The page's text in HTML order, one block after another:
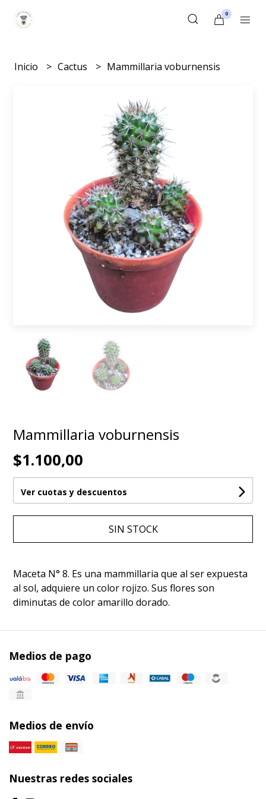
0
Inicio Cactus Mammillaria voburnensis
Mammillaria voburnensis
$1.100,00
Ver cuotas y descuentos
SIN STOCK
Maceta N° 8. Es una mammillaria que al ser expuesta
al sol, adquiere un color rojizo. Sus flores son
diminutas de color amarillo dorado.
Medios de pago
Medios de envío
Nuestras redes sociales